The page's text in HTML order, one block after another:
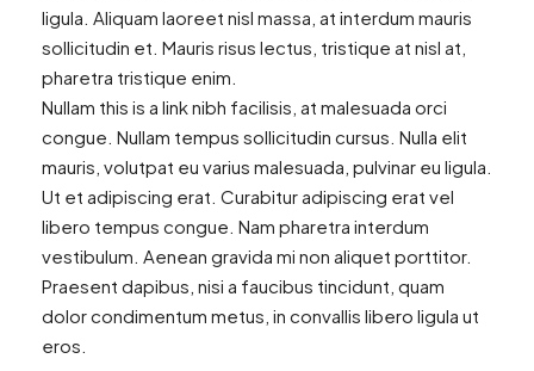
ligula. Aliquam laoreet nisl massa, at interdum mauris
sollicitudin et. Mauris risus lectus, tristique at nisl at,
pharetra tristique enim.
Nullam this is a link nibh facilisis, at malesuada orci
congue. Nullam tempus sollicitudin cursus. Nulla elit
mauris, volutpat eu varius malesuada, pulvinar eu ligula.
Ut et adipiscing erat. Curabitur adipiscing erat vel
libero tempus congue. Nam pharetra interdum
vestibulum. Aenean gravida mi non aliquet porttitor.
Praesent dapibus, nisi a faucibus tincidunt, quam
dolor condimentum metus, in convallis libero ligula ut
eros.